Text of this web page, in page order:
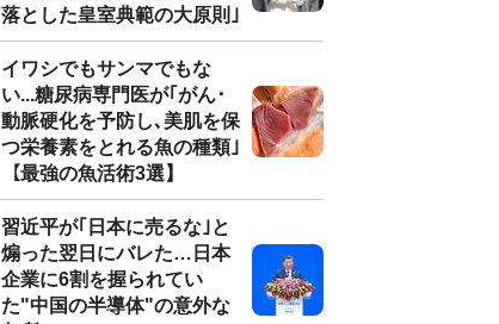
落とした皇室典範の大原則｣
イワシでもサンマでもな
い...糖尿病専門医が｢がん･
動脈硬化を予防し､美肌を保
つ栄養素をとれる魚の種類｣
【最強の魚活術3選】
習近平が｢日本に売るな｣と
煽った翌日にバレた…日本
企業に6割を握られてい
た"中国の半導体"の意外な